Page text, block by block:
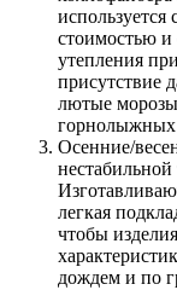
стоимостью
утепления
присутствие
лютые морозы
горнолыжных
Осенние/
легкая
чтобы
дождем и по